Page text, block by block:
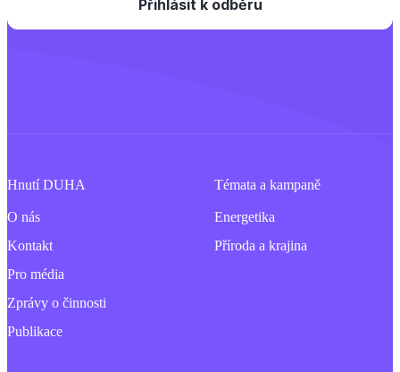
Hnutí DUHA
O nás
Kontakt
Pro média
Zprávy o činnosti
Publikace
Témata a kampaně
Energetika
Příroda a krajina